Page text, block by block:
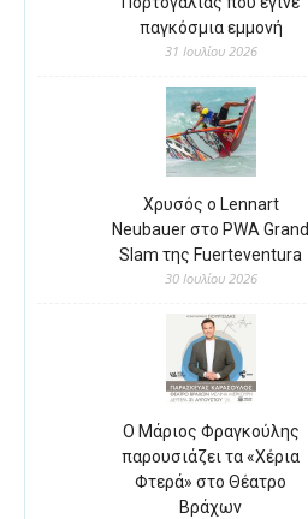
παγκόσμια εμμονή
31 Ιουλίου 2026
Χρυσός ο Lennart
Neubauer στο PWA Grand
Slam της Fuerteventura
30 Ιουλίου 2026
Ο Μάριος Φραγκούλης
παρουσιάζει τα «Χέρια
Φτερά» στο Θέατρο
Βράχων